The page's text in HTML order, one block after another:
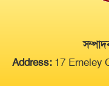
Address:17 Erneley